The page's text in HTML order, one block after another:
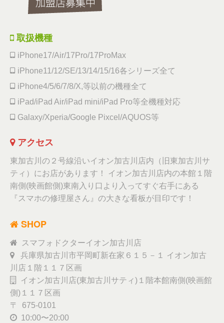
取扱機種
iPhone17/Air/17Pro/17ProMax
iPhone11/12/SE/13/14/15/16各シリーズ全て
iPhone4/5/6/7/8/X,等以前の機種全て
iPad/iPad Air/iPad mini/iPad Pro等全機種対応
Galaxy/Xperia/Google Pixcel/AQUOS等
アクセス
東加古川の２号線沿いイオン加古川店内（旧東加古川サ
ティ）にお店があります！ イオン加古川店内の本館１階
南側(映画館側)東南入り口より入ってすぐ右手にある
『スマホの修理屋さん』の大きな看板が目印です！
SHOP
スマフォドクターイオン加古川店
兵庫県加古川市平岡町新在家６１５－１ イオン加古
川店１階１１７区画
イオン加古川店(東加古川サティ)１階本館南側(映画館
側)１１７区画
〒 675-0101
10:00〜20:00